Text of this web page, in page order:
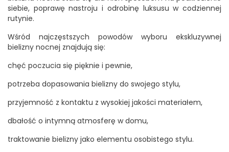
siebie, poprawę nastroju i odrobinę luksusu w codziennej
rutynie.
Wśród najczęstszych powodów wyboru ekskluzywnej
bielizny nocnej znajdują się:
chęć poczucia się pięknie i pewnie,
potrzeba dopasowania bielizny do swojego stylu,
przyjemność z kontaktu z wysokiej jakości materiałem,
dbałość o intymną atmosferę w domu,
traktowanie bielizny jako elementu osobistego stylu.